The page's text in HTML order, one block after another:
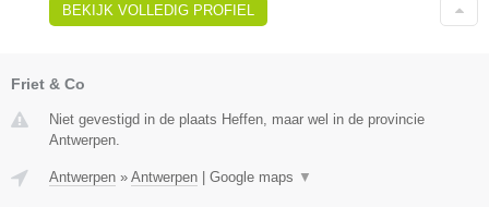
BEKIJK VOLLEDIG PROFIEL
Friet & Co
Niet gevestigd in de plaats Heffen, maar wel in de provincie
Antwerpen.
Antwerpen » Antwerpen Google maps ▼